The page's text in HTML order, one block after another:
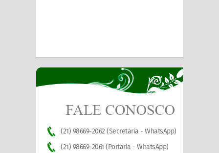
(21) 98669-2062 (Secretaria - WhatsApp)
(21) 98669-2061 (Portaria - WhatsApp)